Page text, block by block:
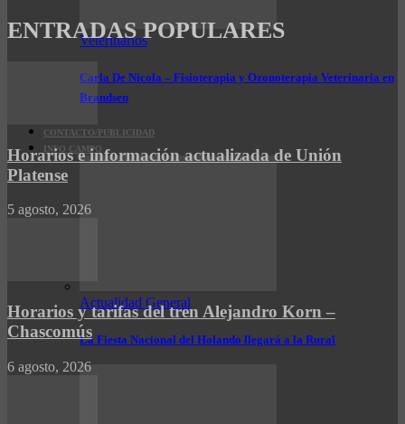
Veterinarios
Carla De Nicola – Fisioterapia y Ozonoterapia Veterinaria en
Brandsen
CONTACTO/PUBLICIDAD
INFO CAMPO
Actualidad General
La Fiesta Nacional del Holando llegará a la Rural
ENTRADAS POPULARES
Horarios e información actualizada de Unión
Platense
5 agosto, 2026
Horarios y tarifas del tren Alejandro Korn –
Chascomús
6 agosto, 2026